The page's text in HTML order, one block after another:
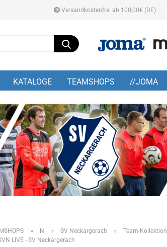
Versandkostenfrei ab 100,00€ (DE)
Suche...
KATALOGE TEAMSHOPS //JOMA
» N » SV Neckargerach » Team-Kollektion
LIVE - SV Neckargerach